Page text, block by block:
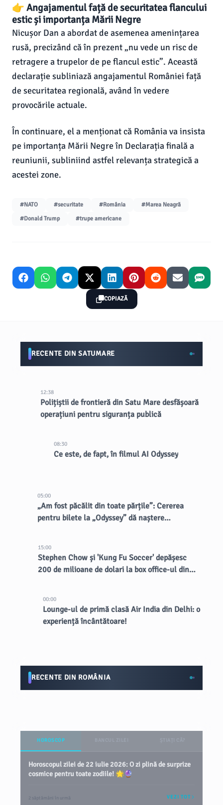
👉 Angajamentul față de securitatea flancului
estic și importanța Mării Negre
Nicușor Dan a abordat de asemenea amenințarea
rusă, precizând că în prezent „nu vede un risc de
retragere a trupelor de pe flancul estic”. Această
declarație subliniază angajamentul României față
de securitatea regională, având în vedere
provocările actuale.
În continuare, el a menționat că România va insista
pe importanța Mării Negre în Declarația finală a
reuniunii, subliniind astfel relevanța strategică a
acestei zone.
#NATO #securitate #România
#Marea Neagră
#Donald Trump
#trupe americane
COPIAZĂ
RECENTE DIN SATUMARE
12:38
Polițiștii de frontieră din Satu Mare desfășoară
operațiuni pentru siguranța publică
08:30
Ce este, de fapt, în filmul AI Odyssey
05:00
„Am fost păcălit din toate părțile”: Cererea
pentru bilete la „Odyssey” dă naștere
15:00
Stephen Chow și 'Kung Fu Soccer' depășesc
200 de milioane de dolari la box office-ul din
00:00
Lounge-ul de primă clasă Air India din Delhi: o
experiență încântătoare!
RECENTE DIN ROMÂNIA
HOROSCOP
Horoscopul zilei de 22 iulie 2026: O zi plină de surprize
cosmice pentru toate zodiile! 🌟🔮
2 săptămâni în urmă VEZI TOT